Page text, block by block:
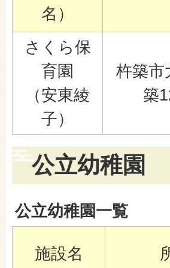
名）
さくら保
育園
（安東綾
子）
杵築市
築
公立幼稚園
公立幼稚園一覧
施設名